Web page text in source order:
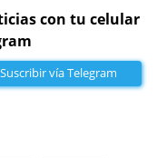
con tu celular
Suscribir vía Telegram